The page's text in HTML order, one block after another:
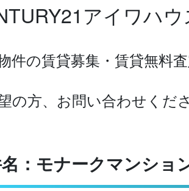
アイワハウ
件の賃貸募集・賃貸無料
の方、お問い合わせくださ
：モナークマンショ